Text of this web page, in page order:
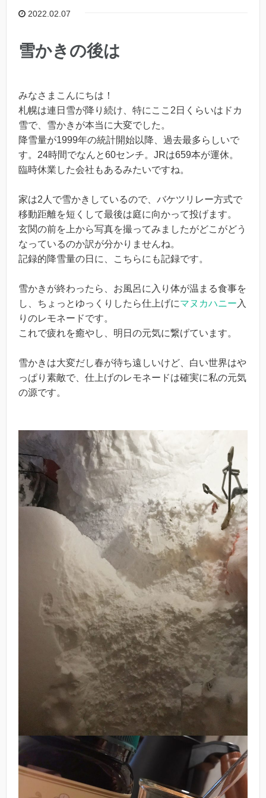
2022.02.07
雪かきの後は
みなさまこんにちは！
札幌は連日雪が降り続け、特にここ2日くらいはドカ
雪で、雪かきが本当に大変でした。
降雪量が1999年の統計開始以降、過去最多らしいで
す。24時間でなんと60センチ。JRは659本が運休。
臨時休業した会社もあるみたいですね。
家は2人で雪かきしているので、バケツリレー方式で
移動距離を短くして最後は庭に向かって投げます。
玄関の前を上から写真を撮ってみましたがどこがどう
なっているのか訳が分かりませんね。
記録的降雪量の日に、こちらにも記録です。
雪かきが終わったら、お風呂に入り体が温まる食事を
し、ちょっとゆっくりしたら仕上げにマヌカハニー 入
りのレモネードです。
これで疲れを癒やし、明日の元気に繋げています。
雪かきは大変だし春が待ち遠しいけど、白い世界はや
っぱり素敵で、仕上げのレモネードは確実に私の元気
の源です。